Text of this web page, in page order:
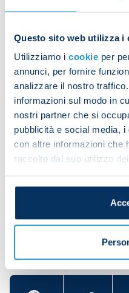
Questo sito web utilizza i
Utilizziamo i cookie per
annunci, per fornire
analizzare il nostro
informazioni sul modo in
nostri partner che si
pubblicità e social media,
con altre informazioni che
raccolto dal suo utilizzo
begin.
The players then
played in a small-sided
The session was
Share the article with
team